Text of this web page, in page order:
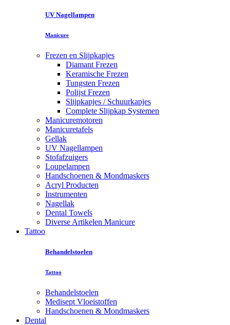
UV Nagellampen
Manicure
Frezen en Slijpkapjes
Diamant Frezen
Keramische Frezen
Tungsten Frezen
Polijst Frezen
Slijpkapjes / Schuurkapjes
Complete Slijpkap Systemen
Manicuremotoren
Manicuretafels
Gellak
UV Nagellampen
Stofafzuigers
Loupelampen
Handschoenen & Mondmaskers
Acryl Producten
Instrumenten
Nagellak
Dental Towels
Diverse Artikelen Manicure
Tattoo
Behandelstoelen
Tattoo
Behandelstoelen
Medisept Vloeistoffen
Handschoenen & Mondmaskers
Dental